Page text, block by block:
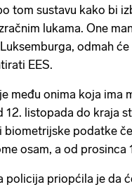
tom sustavu kako bi
lukama. One
odmah
EES.
među onima koja ima
12. listopada do kraja
biometrijske podatke
osam, a od prosinca
policija priopćila je da